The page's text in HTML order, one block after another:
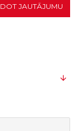
JAUTĀJUMU